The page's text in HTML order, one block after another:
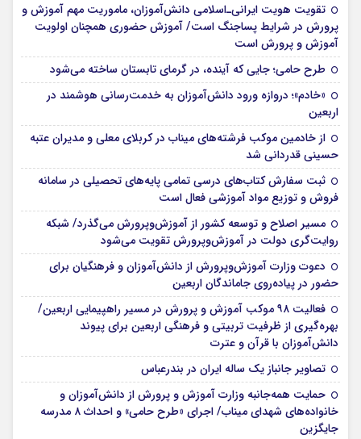
تقویت هویت ایرانی‌ـ‌اسلامی دانش‌آموزان، ماموریت مهم آموزش و
پرورش در شرایط پساجنگ است/ آموزش حضوری همچنان اولویت
آموزش و پرورش است
طرح حامی؛ جایی که آینده، در گرمای تابستان ساخته می‌شود
«خادم»؛ دروازه ورود دانش‌آموزان به خدمت‌رسانی هوشمند در
اربعین
از خادمین موکب فرشته‌های میناب در کربلای معلی و مدیران عتبه
حسینی قدردانی شد
ثبت سفارش کتاب‌های درسی تمامی پایه‌های تحصیلی در سامانه
فروش و توزیع مواد آموزشی فعال است
مسیر اصلاح و توسعه کشور از آموزش‌وپرورش می‌گذرد/ شبکه
روایت‌‌گری دولت در آموزش‌وپرورش تقویت می‌شود
دعوت وزارت آموزش‌وپرورش از دانش‌آموزان و فرهنگیان برای
حضور در پیاده‌روی جاماندگان اربعین
فعالیت ۹۸ موکب آموزش و پرورش در مسیر راهپیمایی اربعین/
بهره‌گیری از ظرفیت تربیتی و فرهنگی اربعین برای پیوند
دانش‌آموزان با قرآن و عترت
تصاویر جانباز یک ساله ایران در بندرعباس
حمایت همه‌جانبه وزارت آموزش و پرورش از دانش‌آموزان و
خانواده‌های شهدای میناب/ اجرای «طرح حامی» و احداث ۸ مدرسه
جایگزین